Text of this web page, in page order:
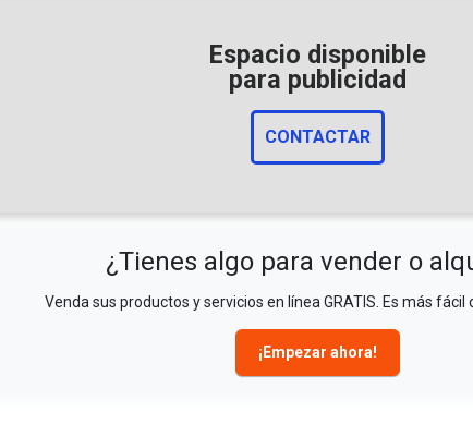
Espacio disponible
para publicidad
CONTACTAR
¿Tienes algo para vender o
Venda sus productos y servicios en línea GRATIS. Es más fácil
¡Empezar ahora!